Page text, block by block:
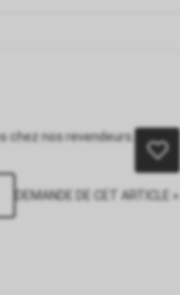
chez nos revendeurs.
DEMANDE DE CET ARTICLE »